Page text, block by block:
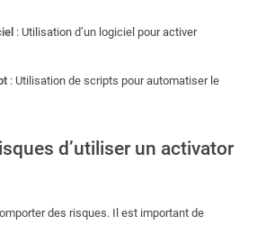
: Utilisation d’un logiciel pour activer
: Utilisation de scripts pour automatiser le
d’utiliser un activator
des risques. Il est important de